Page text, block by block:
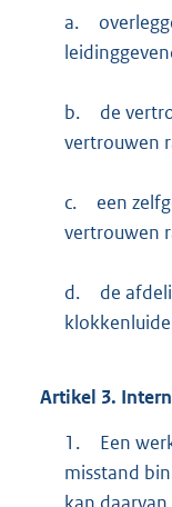
a.
b.
de
vertrouwen
c.
een
vertrouwen
d.
de
Artikel 3.
1.
Een
misstand